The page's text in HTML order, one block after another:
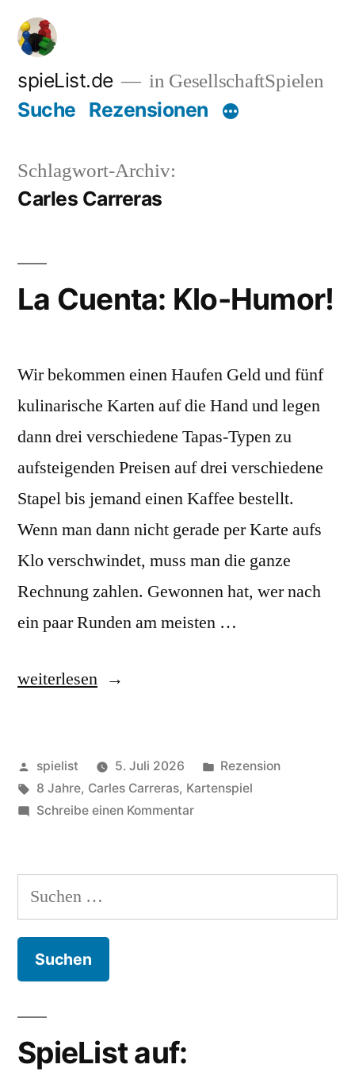
Zum
Inhalt
springen
spieList.de in GesellschaftSpielen
Suche Rezensionen
Schlagwort-Archiv:
Carles Carreras
La Cuenta: Klo-Humor!
Wir bekommen einen Haufen Geld und fünf
kulinarische Karten auf die Hand und legen
dann drei verschiedene Tapas-Typen zu
aufsteigenden Preisen auf drei verschiedene
Stapel bis jemand einen Kaffee bestellt.
Wenn man dann nicht gerade per Karte aufs
Klo verschwindet, muss man die ganze
Rechnung zahlen. Gewonnen hat, wer nach
ein paar Runden am meisten …
„La
Humor!“
weiterlesen
Veröffentlicht
von
spielist 5. Juli 2026
Veröffentlicht
in
Rezension
Schlagwörter:
8 Jahre, Carles Carreras, Kartenspiel
Schreibe einen Kommentarzu
Klo-
Suchen
nach:
SpieList auf: